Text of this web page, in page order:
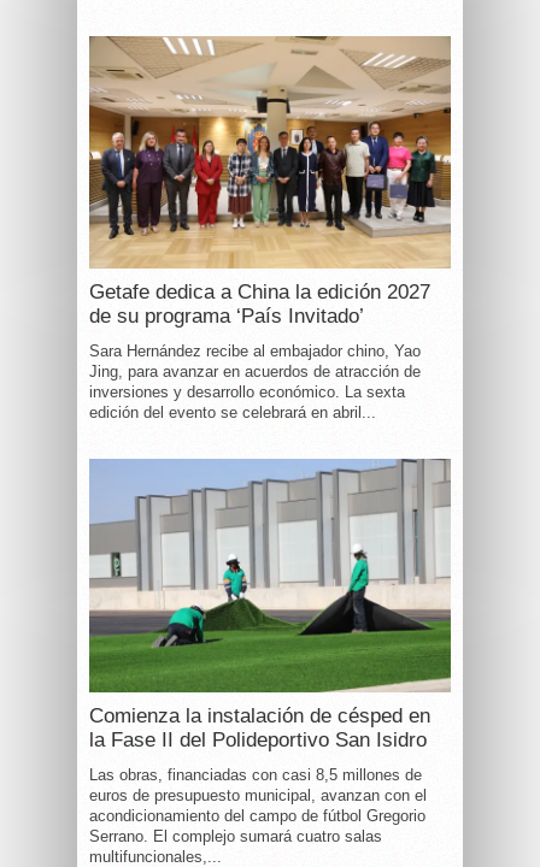
Getafe dedica a China la edición 2027
de su programa ‘País Invitado’
Sara Hernández recibe al embajador chino, Yao
Jing, para avanzar en acuerdos de atracción de
inversiones y desarrollo económico. La sexta
edición del evento se celebrará en abril...
Comienza la instalación de césped en
la Fase II del Polideportivo San Isidro
Las obras, financiadas con casi 8,5 millones de
euros de presupuesto municipal, avanzan con el
acondicionamiento del campo de fútbol Gregorio
Serrano. El complejo sumará cuatro salas
multifuncionales,...